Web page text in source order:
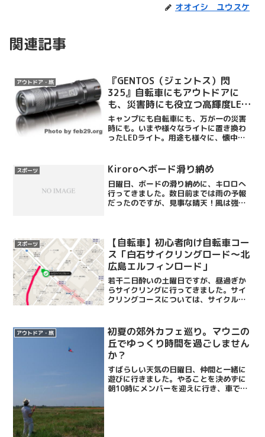
オオイシ ユウスケ
関連記事
アウトドア・旅
『GENTOS（ジェントス）閃
325』自転車にもアウトドアに
も、災害時にも役立つ高輝度LED
ライト
キャンプにも自転車にも、万が一の災害
時にも。いまや様々なライトに置き換わ
ったLEDライト。用途も様々に、懐中電
た、種類や性能も数多く有り、選ぶのに
も一苦労。そんな時は用途...
スポーツ Kiroroへボード滑り納め
日曜日、ボードの滑り納めに、キロロへ
行ってきました。数日前までは雨の予報
だったのですが、見事な晴天！風は強か
とどこまでも滑っていくよ...
スポーツ
【自転車】初心者向け自転車コー
ス「白石サイクリングロード～北
広島エルフィンロード」
若干二日酔いの土曜日ですが、昼過ぎか
らサイクリングに行ってきました。サイ
クリングコースについては、サイクルシ
すが、その中でも初心者用と紹介されて
いた、「白石～北広島サイ...
アウトドア・旅
初夏の郊外カフェ巡り。マウニの
丘でゆっくり時間を過ごしません
か？
すばらしい天気の日曜日、仲間と一緒に
遊びに行きました。やることを決めずに
朝10時にメンバーを迎えに行き、車で走